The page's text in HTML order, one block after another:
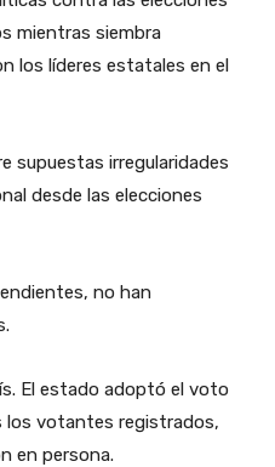
mientras siembra
los líderes estatales en el
supuestas irregularidades
desde las elecciones
no han
El estado adoptó el voto
los votantes registrados,
en persona.